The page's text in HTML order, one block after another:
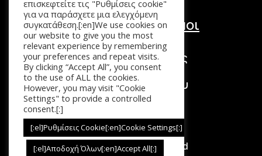
Χρήσιμοι Σύνδεσμοι
Τόποι Πληρωμής
Τρόποι Επιστροφής
Τρόποι Αποστολής
Πολιτική Απορρήτου
Όροι Χρήσης
Copyright © 2026. All Rights Reserved
επισκεφτείτε τις "Ρυθμίσεις cookie"
για να παράσχετε μια ελεγχόμενη
συγκατάθεση.[:en]We use cookies on
our website to give you the most
relevant experience by remembering
your preferences and repeat visits.
By clicking “Accept All”, you consent
to the use of ALL the cookies.
However, you may visit "Cookie
Settings" to provide a controlled
consent.[:]
[:el]Ρυθμίσεις Cookie[:en]Cookie Settings[:]
[:el]Αποδοχή Όλων[:en]Accept All[:]